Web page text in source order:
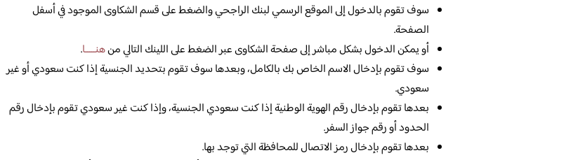
سوف تقوم بالدخول إلى الموقع الرسمي لبنك الراجحي والضغط على قسم الشكاوى الموجود في أسفل
الصفحة.
أو يمكن الدخول بشكل مباشر إلى صفحة الشكاوى عبر الضغط على اللينك التالي منهنـــــا.
سوف تقوم بإدخال الاسم الخاص بك بالكامل، وبعدها سوف تقوم بتحديد الجنسية إذا كنت سعودي أو غير
سعودي.
بعدها تقوم بإدخال رقم الهوية الوطنية إذا كنت سعودي الجنسية، وإذا كنت غير سعودي تقوم بإدخال رقم
الحدود أو رقم جواز السفر.
بعدها تقوم بإدخال رمز الاتصال للمحافظة التي توجد بها.